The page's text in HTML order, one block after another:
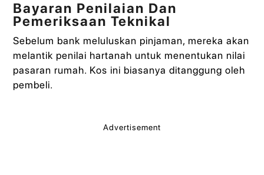
Bayaran Penilaian Dan
Pemeriksaan Teknikal
Sebelum bank meluluskan pinjaman, mereka akan
melantik penilai hartanah untuk menentukan nilai
pasaran rumah. Kos ini biasanya ditanggung oleh
pembeli.
Advertisement